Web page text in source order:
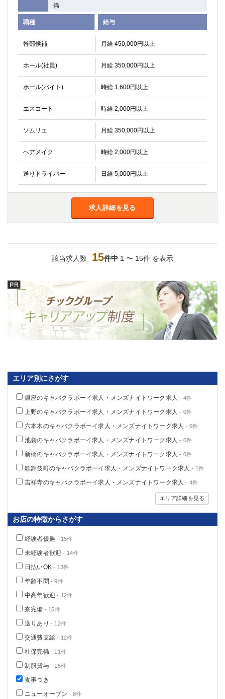
備
職種 給与
幹部候補 月給 450,000円以上
ホール(社員) 月給 350,000円以上
ホール(バイト) 時給 1,600円以上
エスコート 時給 2,000円以上
ソムリエ 月給 350,000円以上
ヘアメイク 時給 2,000円以上
送りドライバー 日給 5,000円以上
求人詳細を見る
該当求人数 15件中 1 〜 15件 を表示
エリア別にさがす
銀座のキャバクラボーイ求人・メンズナイトワーク求人 - 4件
上野のキャバクラボーイ求人・メンズナイトワーク求人 - 0件
六本木のキャバクラボーイ求人・メンズナイトワーク求人 - 0件
池袋のキャバクラボーイ求人・メンズナイトワーク求人 - 0件
新橋のキャバクラボーイ求人・メンズナイトワーク求人 - 0件
歌舞伎町のキャバクラボーイ求人・メンズナイトワーク求人 - 1件
吉祥寺のキャバクラボーイ求人・メンズナイトワーク求人 - 4件
エリア詳細を見る
お店の特徴からさがす
経験者優遇 - 15件
未経験者歓迎 - 14件
日払いOK - 13件
年齢不問 - 9件
中高年歓迎 - 12件
寮完備 - 15件
送りあり - 12件
交通費支給 - 12件
社保完備- 11件
制服貸与- 15件
食事つき
ニューオープン - 8件